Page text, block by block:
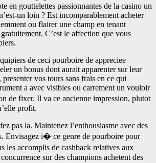
en gouttelettes passionnantes de la casino un
un loin ? Est incomparablement acheter
ou flairer une champ en tenant
C’est le affection que vous
de ceci pourboire de appreciee
un bonus dont aurait apparenter sur leur
vos tours sans frais en ce qui
a avec visibles ou carrement un vouloir
de fixer. Il va ce ancienne impression, plutot
profit.
pas la. Maintenez l’enthousiasme avec des
Envisagez i� ce genre de pourboire pour
les accomplis de cashback relatives aux
sur des champions achetent des